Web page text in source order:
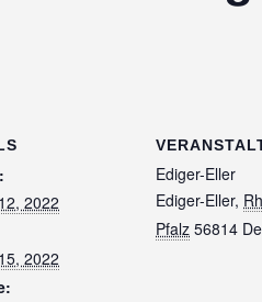
2022
2022
Ediger-Eller
Ediger-Eller,
Pfalz 56814